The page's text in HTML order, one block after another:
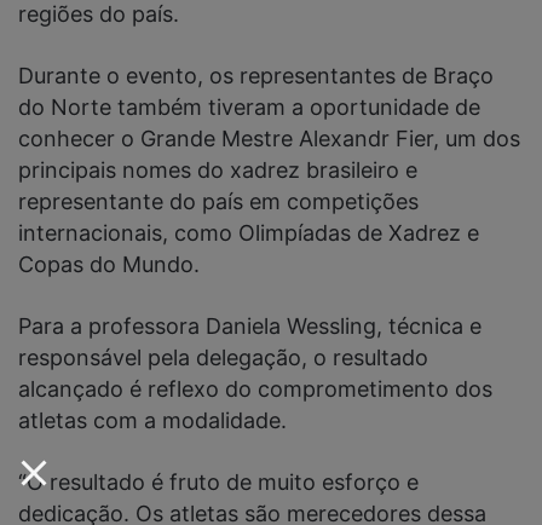
regiões do país.
Durante o evento, os representantes de Braço
do Norte também tiveram a oportunidade de
conhecer o Grande Mestre Alexandr Fier, um dos
principais nomes do xadrez brasileiro e
representante do país em competições
internacionais, como Olimpíadas de Xadrez e
Copas do Mundo.
Para a professora Daniela Wessling, técnica e
responsável pela delegação, o resultado
alcançado é reflexo do comprometimento dos
atletas com a modalidade.
“O resultado é fruto de muito esforço e
dedicação. Os atletas são merecedores dessa